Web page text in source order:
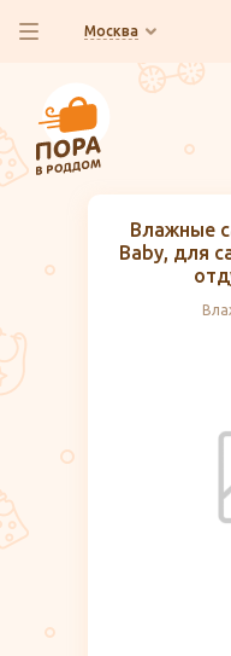
Москва
Влажные
Baby, для